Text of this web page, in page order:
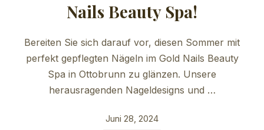
Nails Beauty Spa!
Bereiten Sie sich darauf vor, diesen Sommer mit
perfekt gepflegten Nägeln im Gold Nails Beauty
Spa in Ottobrunn zu glänzen. Unsere
herausragenden Nageldesigns und …
Juni 28, 2024